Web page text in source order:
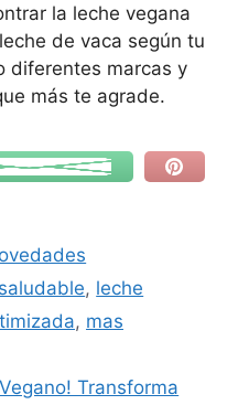
la leche vegana
de vaca según tu
diferentes marcas y
más te agrade.
, leche
, mas
Transforma